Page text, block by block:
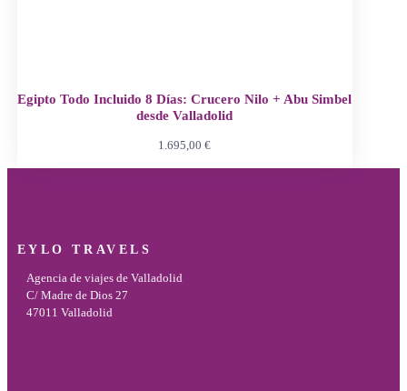
Egipto Todo Incluido 8 Días: Crucero Nilo + Abu Simbel
desde Valladolid
1.695,00€
EYLO TRAVELS
Agencia de viajes de Valladolid
C/ Madre de Dios 27
47011 Valladolid